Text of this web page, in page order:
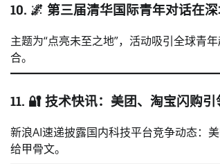
10. 🌌 第三届清华国际青年对话在
主题为“点亮未至之地”，活动吸引全球青
合。
11. 🔐 技术快讯：美团、淘宝闪购
新浪AI速递披露国内科技平台竞争动态：
给甲骨文。